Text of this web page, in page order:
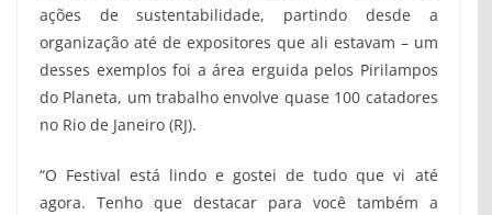
ações de sustentabilidade, partindo desde a
organização até de expositores que ali estavam – um
desses exemplos foi a área erguida pelos Pirilampos
do Planeta, um trabalho envolve quase 100 catadores
no Rio de Janeiro (RJ).
“O Festival está lindo e gostei de tudo que vi até
agora. Tenho que destacar para você também a